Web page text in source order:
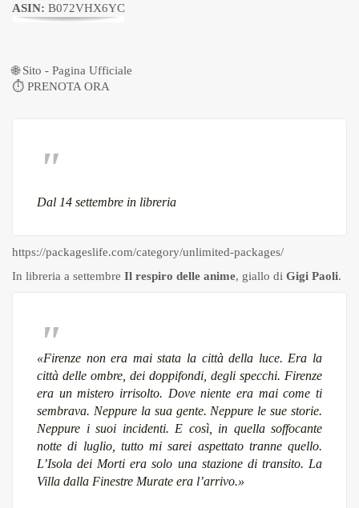
ASIN: B072VHX6YC
🌐Sito - Pagina Ufficiale
⏱ PRENOTA ORA
Dal 14 settembre in libreria
https://packageslife.com/category/unlimited-packages/
In libreria a settembre Il respiro delle anime, giallo di Gigi Paoli.
«Firenze non era mai stata la città della luce. Era la
città delle ombre, dei doppifondi, degli specchi. Firenze
era un mistero irrisolto. Dove niente era mai come ti
sembrava. Neppure la sua gente. Neppure le sue storie.
Neppure i suoi incidenti. E così, in quella soffocante
notte di luglio, tutto mi sarei aspettato tranne quello.
L’Isola dei Morti era solo una stazione di transito. La
Villa dalla Finestre Murate era l’arrivo.»